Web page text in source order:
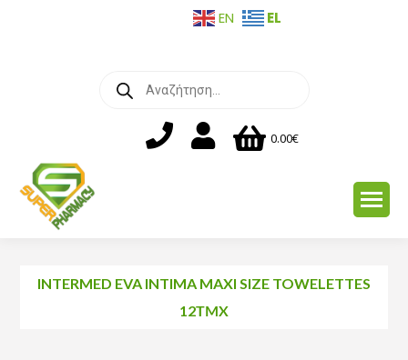
0.00€
search
INTERMED EVA INTIMA MAXI SIZE TOWELETTES
12ΤΜΧ
EN EL